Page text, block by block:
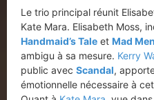
Le trio principal réunit
Kate Mara. Elisabeth Moss,
Handmaid’s Tale et Mad Men
ambigu à sa mesure. Kerry
public avec Scandal,
émotionnelle nécessaire à